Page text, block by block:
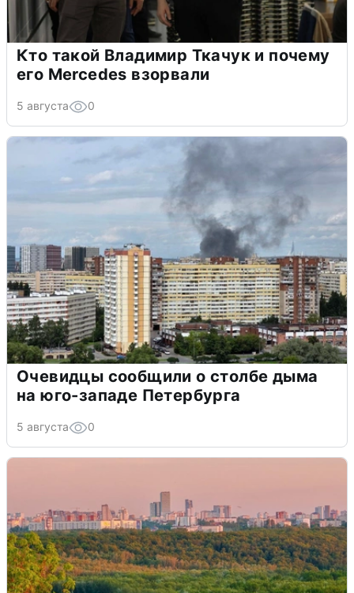
Кто такой Владимир Ткачук и почему
его Mercedes взорвали
5 августа 0
Очевидцы сообщили о столбе дыма
на юго-западе Петербурга
5 августа 0